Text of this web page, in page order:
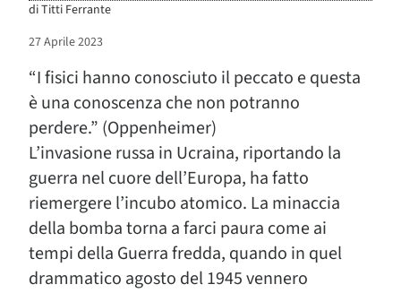
diTitti Ferrante
27 Aprile 2023
“I fisici hanno conosciuto il peccato e questa
è una conoscenza che non potranno
perdere.” (Oppenheimer)
L’invasione russa in Ucraina, riportando la
guerra nel cuore dell’Europa, ha fatto
riemergere l’incubo atomico. La minaccia
della bomba torna a farci paura come ai
tempi della Guerra fredda, quando in quel
drammatico agosto del 1945 vennero